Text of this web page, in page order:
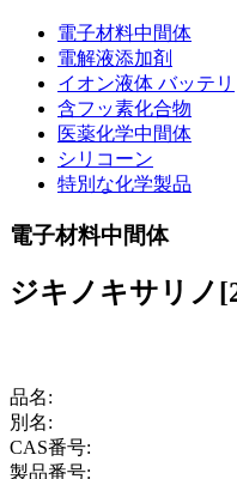
電子材料中間体
電解液添加剤
イオン液体 バッテリ
含フッ素化合物
医薬化学中間体
シリコーン
特別な化学製品
電子材料中間体
ジキノキサリノ
品名:
別名:
CAS番号:
製品番号: